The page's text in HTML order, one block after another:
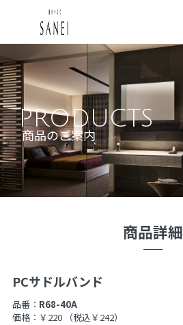
PRODUCTS
商品のご案内
商品詳細
PCサドルバンド
品番： R68-40A
価格：￥220
（税込￥242）